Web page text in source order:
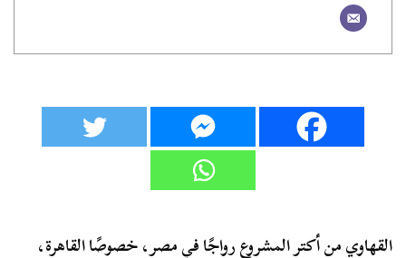
القهاوي من أكتر المشروع رواجًا في مصر، خصوصًا القاهرة،